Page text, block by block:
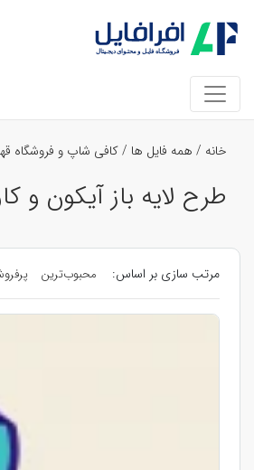
خانه / همه فایل ها /کافی شاپ و فروشگاه
طرح لایه باز آیکون و
مرتب سازی بر اساس: محبوب‌ترین